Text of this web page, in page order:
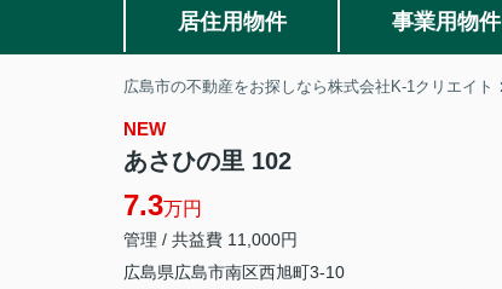
居住用物件 事業用物件
広島市の不動産をお探しなら株式会社K-1クリエイト
NEW
あさひの里 102
7.3万円
管理 / 共益費 11,000円
広島県広島市南区西旭町3-10